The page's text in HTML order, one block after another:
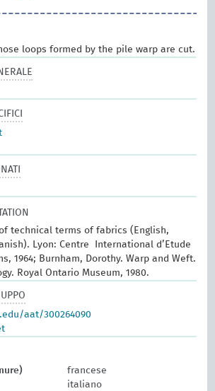
loops formed by the pile warp are cut.
of technical terms of fabrics (English,
Lyon: Centre International d’Etude
1964; Burnham, Dorothy. Warp and Weft.
Royal Ontario Museum, 1980.
aat/300264090
francese
italiano